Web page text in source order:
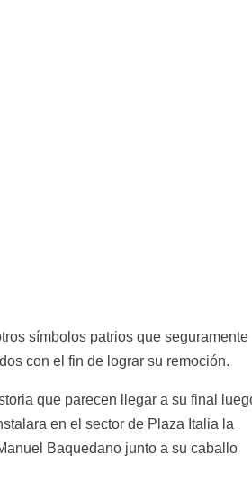
símbolos patrios que seguramente
con el fin de lograr su remoción.
que parecen llegar a su final
en el sector de Plaza Italia la
Baquedano junto a su caballo